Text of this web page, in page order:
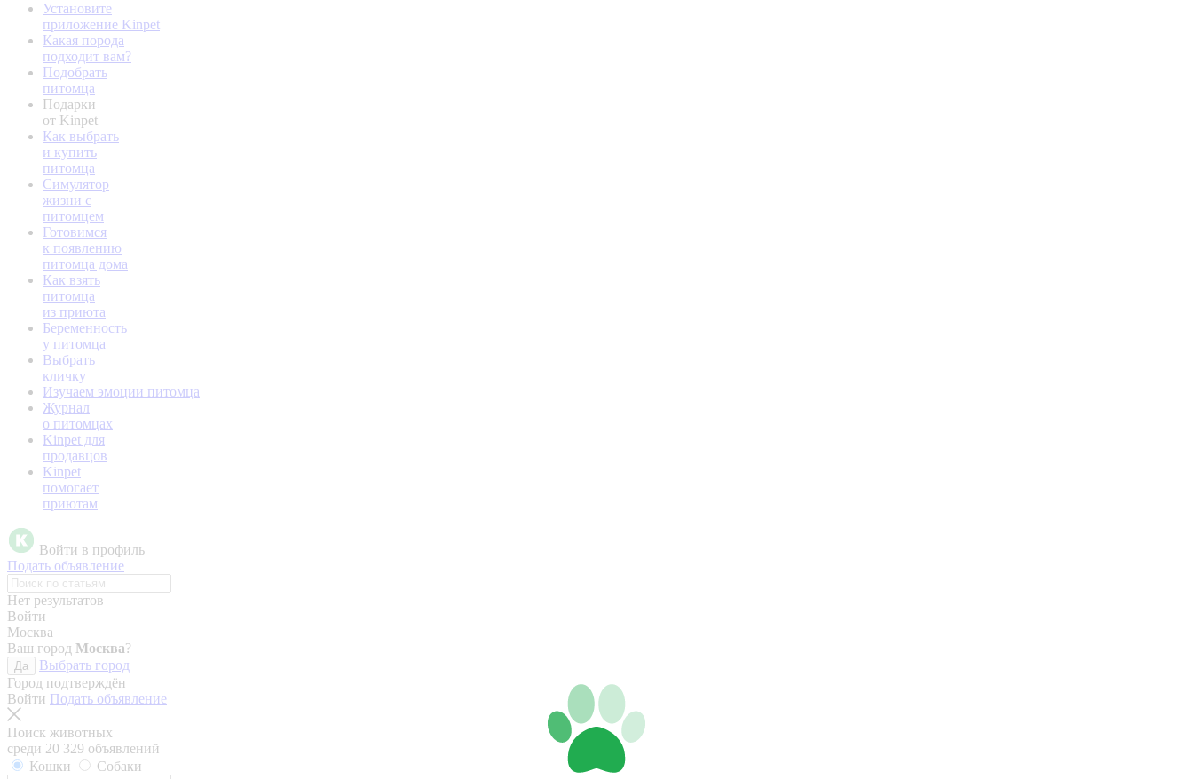
Установите
приложение Kinpet
Какая порода
подходит вам?
Подобрать
питомца
Подарки
от Kinpet
Как выбрать
и купить
питомца
Симулятор
жизни с
питомцем
Готовимся
к появлению
питомца дома
Как взять
питомца
из приюта
Беременность
у питомца
Выбрать
кличку
Изучаем эмоции питомца
Журнал
о питомцах
Kinpet для
продавцов
Kinpet
помогает
приютам
Войти в профиль
Подать объявление
Нет результатов
Войти
Москва
Ваш город Москва?
Да
Выбрать город
Город подтверждён
Войти Подать объявление
Поиск животных
среди 20 329 объявлений
Кошки
Собаки